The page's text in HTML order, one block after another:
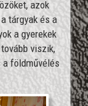
azok
tárgyak és a
a gyerekek
viszik,
a földművélés